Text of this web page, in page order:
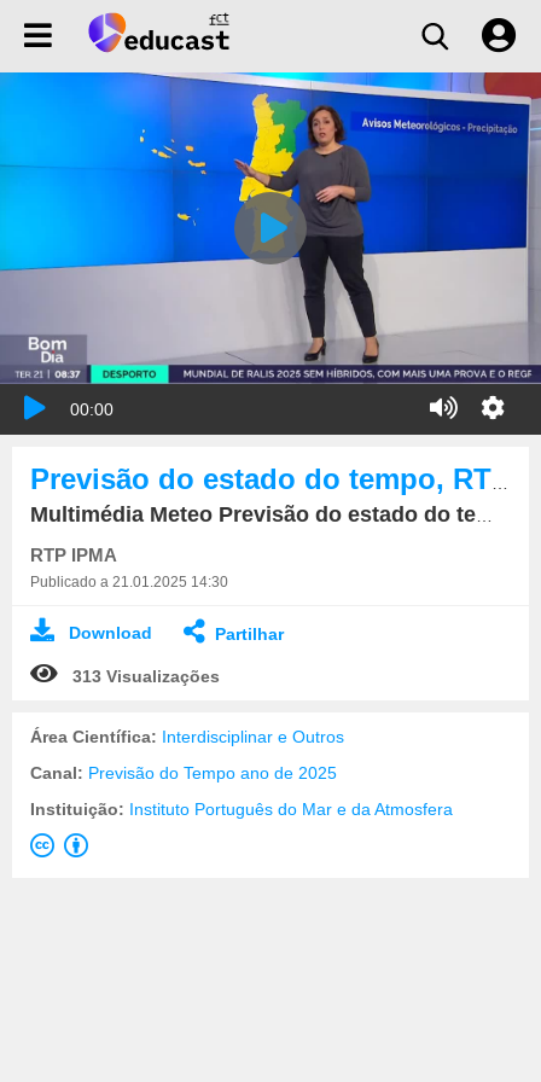
00:00
Multimédia Meteo Previsão do estado do tempo, RTP1, 21-01-2025, IPMA.
RTP IPMA
Publicado a 21.01.2025 14:30
Download Partilhar
313 Visualizações
Área Científica: Interdisciplinar e Outros
Canal: Previsão do Tempo ano de 2025
Instituição: Instituto Português do Mar e da Atmosfera